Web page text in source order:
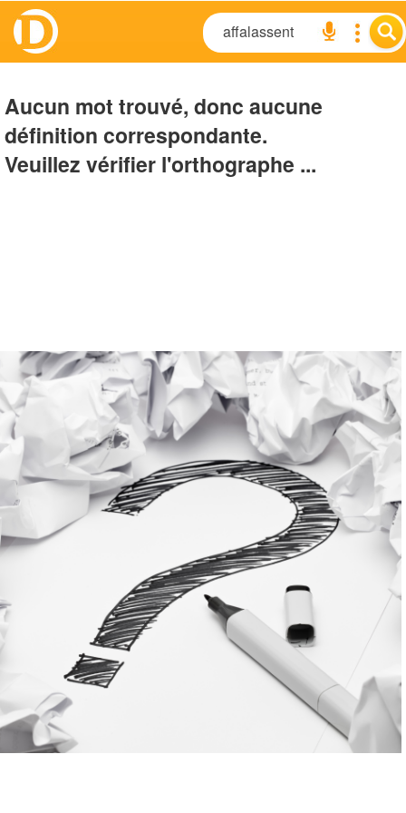
Aucun mot trouvé, donc aucune
définition correspondante.
Veuillez vérifier l'orthographe ...